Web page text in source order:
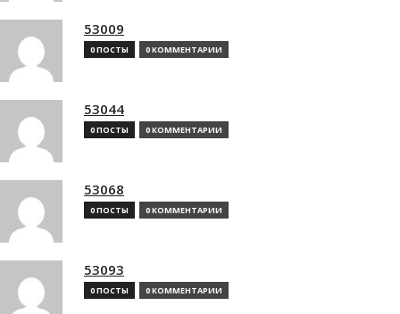
53009
0 ПОСТЫ 0 КОММЕНТАРИИ
53044
0 ПОСТЫ 0 КОММЕНТАРИИ
53068
0 ПОСТЫ 0 КОММЕНТАРИИ
53093
0 ПОСТЫ 0 КОММЕНТАРИИ